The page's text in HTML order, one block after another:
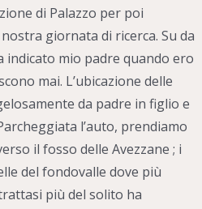
di Palazzo per poi
giornata di ricerca. Su da
indicato mio padre quando ero
mai. L’ubicazione delle
da padre in figlio e
l’auto, prendiamo
il fosso delle Avezzane ; i
del fondovalle dove più
più del solito ha